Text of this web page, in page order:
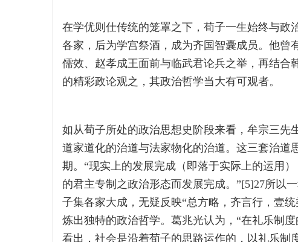
在学优则仕传统的笼罩之下，荀子一生始终与政
各家，后为学宫祭酒，成为齐国智囊成员。他曾
儒效、赵孝成王面前与临武君论兵之举，再结合
的精彩政论观之，其政治哲学当大有可观者。
如从荀子所处的政治思想史阶段来看，牟宗三先
道家道化的治道与法家物化的治道。这三套治道
期。“现实上的发展完成（即落于实际上的运用
的君主专制之政治形态而发展完成。”[5]27所以
子集各家大成，无疑反映“总方略，齐言行，壹
炼出独特的政治哲学。葛兆光认为，“在礼乐制
看出，社会是沿着荀子的思路运作的，以礼乐